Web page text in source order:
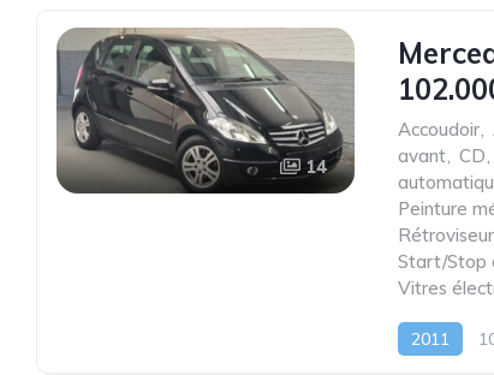
14
Accoudoir,
avant, CD,
Peinture
Start/Stop
Vitres
2011